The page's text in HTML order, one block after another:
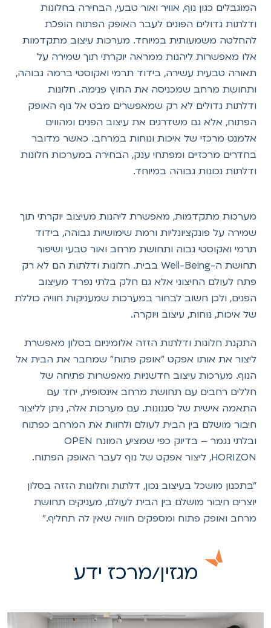
המוגבלים כגון נוף, אוויר ואור טבעי, הבחירה בחלונות
ודלתות גדולים הפונים לעבר האופק הפתוח הופכת
להחלטה משמעותית במיוחד. מערכות עיצוב מתקדמות
אלו מאפשרות ליהנות ממראה יוקרתי תוך שמירה על
תאורה טבעית עשירה, בידוד תרמי ואקוסטי ברמה גבוהה,
ותחושת מרחב שמכניסה את החוץ פנימה. חלונות
ודלתות גדולים לא רק שמאפשרים מבט אל נוף האופק
הפתוח, אלא גם משדרגים את עיצוב הפנים ומהווים
אלמנט מרכזי של איכות ונוחות במרחב. כאשר מדובר
בחדרים מרכזיים ומפתחי ענק, הבחירה במערכות חלונות
ודלתות נכונות גבוהה במיוחד.
מערכות מתקדמות, מאפשרת ליהנות מעיצוב יוקרתי תוך
שמירה על פונקציונליות ורמת שימושיות גבוהה, בידוד
תרמי ואקוסטי גבוה ותחושת מרחב ואור טבעי ושיפור
תחושת ה-Well-Being בבית. חלונות ודלתות הם לא רק
פתח לעולם החיצוני אלא גם חלק בלתי נפרד מעיצוב
הפנים, ולכן חשוב לבחור במערכות שמעניקות חוויה כוללת
של איכות, נוחות, עיצוב ויוקרה.
התקנת חלונות ודלתות הזזה אלומיניום בסלון מאפשרת
ליצור את אותו אפקט "אופק פתוח" שמחבר את הבית אל
הנוף. מערכות עיצוב חדשניות מאפשרות פתיחה של
חללים רחבים עם תחושת מרחב אינסופית, יחד עם
התאמה אישית של סגנונות. עם מערכות אלה, ניתן לליצור
חיבור מושלם בין הבית לעולם ולחוות את המרחב כפתוח
ובלתי נגמר – בדיוק כפי שמציע המונח OPEN
HORIZON, ליצור אפקט של נוף לעבר האופק הפתוח.
"בתכנון מושכל בעיצוב נכון, דלתות וחלונות הזזה בסלון
יוצרים חיבור מושלם בין הבית לעולם, מעניקים תחושת
מרחב ואופק פתוח ומספקים חוויה שאין לה תחליף."
מגזין/מרכז ידע